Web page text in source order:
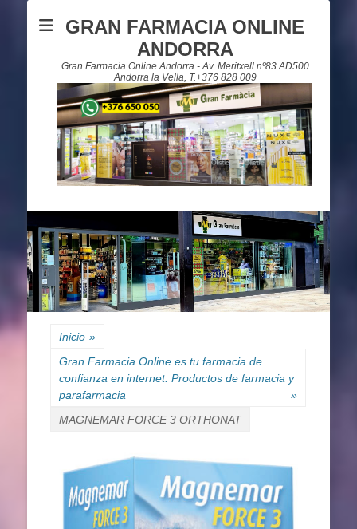
GRAN FARMACIA ONLINE
ANDORRA
Gran Farmacia Online Andorra - Av. Meritxell nº83 AD500
Andorra la Vella, T.+376 828 009
Inicio »
Gran Farmacia Online es tu farmacia de
confianza en internet. Productos de farmacia y
parafarmacia
»
MAGNEMAR FORCE 3 ORTHONAT